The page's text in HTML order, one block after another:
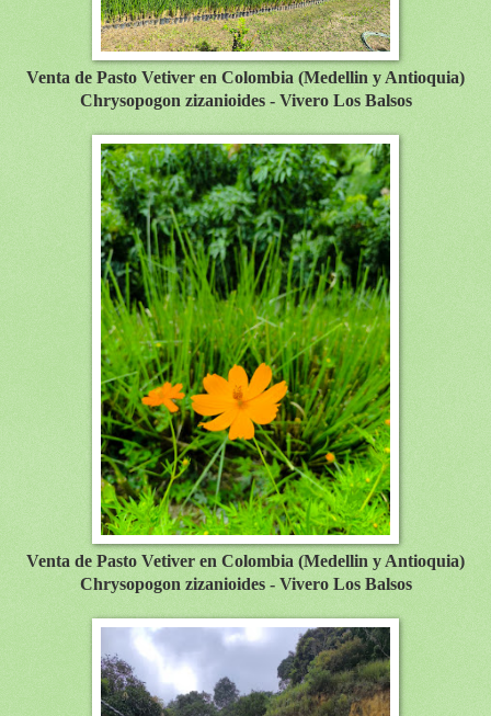
Venta de Pasto Vetiver en Colombia (Medellin y Antioquia)
Chrysopogon zizanioides - Vivero Los Balsos
Venta de Pasto Vetiver en Colombia (Medellin y Antioquia)
Chrysopogon zizanioides - Vivero Los Balsos